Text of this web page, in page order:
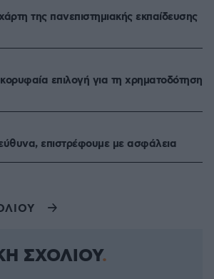
της πανεπιστημιακής εκπαίδευσης
επιλογή για τη χρηματοδότηση
επιστρέφουμε με ασφάλεια
ΣΧΟΛΙΟΥ